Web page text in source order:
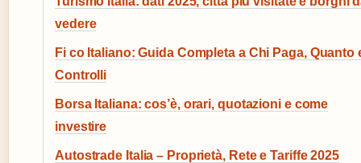
vedere
Fi co Italiano: Guida Completa a Chi Paga, Quanto
Controlli
Borsa Italiana: cos’è, orari, quotazioni e come
investire
Autostrade Italia – Proprietà, Rete e Tariffe 2025